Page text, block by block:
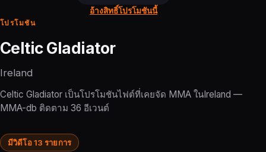
โปรโมชัน
Celtic Gladiator
Ireland
Celtic Gladiator เป็นโปรโมชันไฟต์ที่เคยจัด MMA ในIreland —
MMA-db ติดตาม 36 อีเวนต์
อ้างสิทธิ์โปรโมชันนี้
มีวิดีโอ 13 รายการ